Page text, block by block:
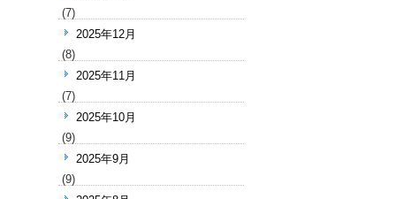
(7)
2025年12月
(8)
2025年11月
(7)
2025年10月
(9)
2025年9月
(9)